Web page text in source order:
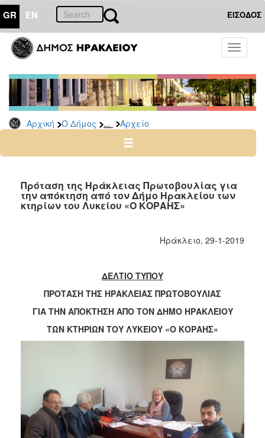
GR EN ΕΙΣΟΔΟΣ
Toggle
Αρχική Ο Δήμος ... Αρχείο
ΔΗΜΟΣ
Δημοτικές
Παρατάξεις
Αρχείο
ΠΟΛΙΤΙΣΜΟΣ
Πρόταση της Ηράκλειας Πρωτοβουλίας για
την απόκτηση από τον Δήμο Ηρακλείου των
κτηρίων του Λυκείου «Ο ΚΟΡΑΗΣ»
Ηράκλειο, 29-1-2019
ΔΕΛΤΙΟ ΤΥΠΟΥ
ΠΡΟΤΑΣΗ ΤΗΣ ΗΡΑΚΛΕΙΑΣ ΠΡΩΤΟΒΟΥΛΙΑΣ
ΓΙΑ ΤΗΝ ΑΠΟΚΤΗΣΗ ΑΠΟ ΤΟΝ ΔΗΜΟ ΗΡΑΚΛΕΙΟΥ
ΤΩΝ ΚΤΗΡΙΩΝ ΤΟΥ ΛΥΚΕΙΟΥ «Ο ΚΟΡΑΗΣ»